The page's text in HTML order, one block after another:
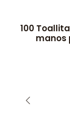
-50% OFF
100
manos